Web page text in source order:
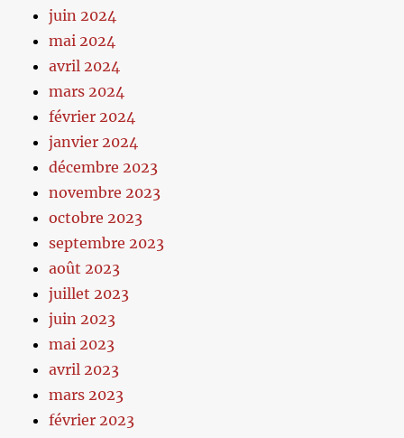
juin 2024
mai 2024
avril 2024
mars 2024
février 2024
janvier 2024
décembre 2023
novembre 2023
octobre 2023
septembre 2023
août 2023
juillet 2023
juin 2023
mai 2023
avril 2023
mars 2023
février 2023